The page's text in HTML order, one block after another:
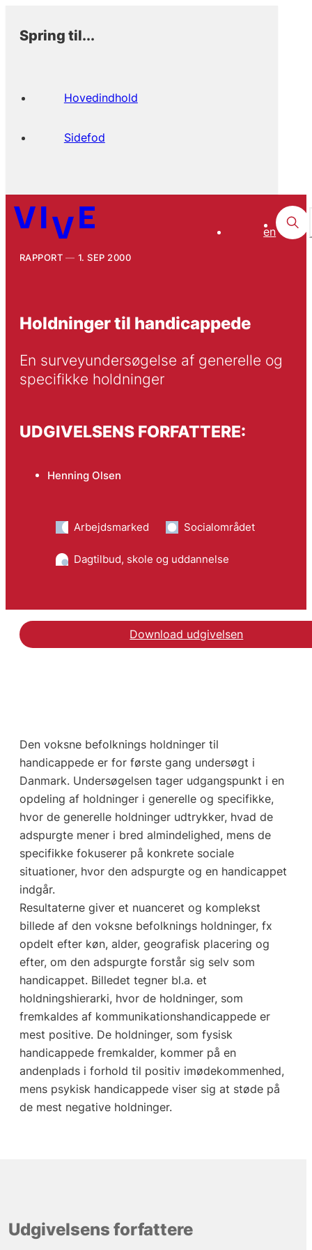
Spring til...
Hovedindhold
Sidefod
en
RAPPORT 1. SEP 2000
Holdninger til handicappede
En surveyundersøgelse af generelle og
specifikke holdninger
UDGIVELSENS FORFATTERE:
Henning Olsen
Arbejdsmarked Socialområdet
Dagtilbud, skole og uddannelse
Download udgivelsen
Den voksne befolknings holdninger til
handicappede er for første gang undersøgt i
Danmark. Undersøgelsen tager udgangspunkt i en
opdeling af holdninger i generelle og specifikke,
hvor de generelle holdninger udtrykker, hvad de
adspurgte mener i bred almindelighed, mens de
specifikke fokuserer på konkrete sociale
situationer, hvor den adspurgte og en handicappet
indgår.
Resultaterne giver et nuanceret og komplekst
billede af den voksne befolknings holdninger, fx
opdelt efter køn, alder, geografisk placering og
efter, om den adspurgte forstår sig selv som
handicappet. Billedet tegner bl.a. et
holdningshierarki, hvor de holdninger, som
fremkaldes af kommunikationshandicappede er
mest positive. De holdninger, som fysisk
handicappede fremkalder, kommer på en
andenplads i forhold til positiv imødekommenhed,
mens psykisk handicappede viser sig at støde på
de mest negative holdninger.
Udgivelsens forfattere